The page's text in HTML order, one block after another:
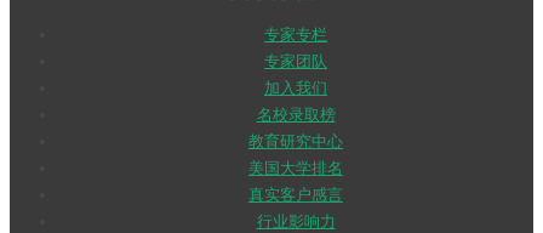
专家专栏
专家团队
加入我们
名校录取榜
教育研究中心
美国大学排名
真实客户感言
行业影响力